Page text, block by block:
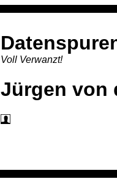
Voll Verwanzt!
Jürgen von